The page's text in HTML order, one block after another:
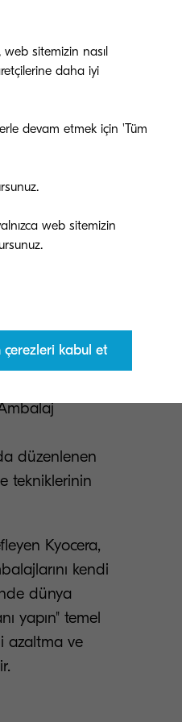
sağlayan
prestijli ödülü
ve
için plastik
düzenlenen
tekniklerinin
Kyocera,
kendi
dünya
yapın" temel
azaltma ve
sitemizin nasıl
daha iyi
devam etmek için 'Tüm
web sitemizin
cihazınızda doğru şekilde görüntülenmesi için gerekli olan çerezleri yerleştirmemize izin vermiş olursunuz.
çerezleri kabul et